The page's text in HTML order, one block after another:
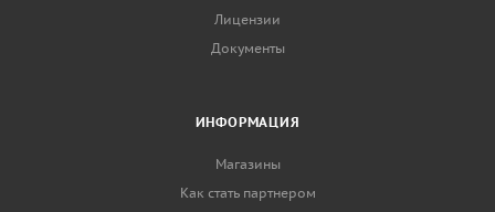
Лицензии
Документы
ИНФОРМАЦИЯ
Магазины
Как стать партнером